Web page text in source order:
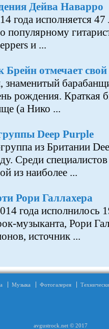
Дейва Наварро
года исполняется
популярному
и ...
отмечает свой
знаменитый
рождения. Краткая
(а Нико ...
Deep Purple
из Британии
Среди
из наиболее ...
Рори Галлахера
года исполнилось
музыканта, Рори
источник ...
Музыка Фотогалерея
avgustrock.net © 2017